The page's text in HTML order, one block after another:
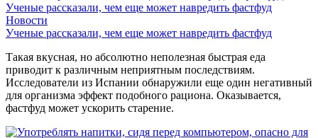
Ученые рассказали, чем еще может навредить фастфуд
Новости
Ученые рассказали, чем еще может навредить фастфуд
Такая вкусная, но абсолютно неполезная быстрая еда
приводит к различным неприятным последствиям.
Исследователи из Испании обнаружили еще один негативный
для организма эффект подобного рациона. Оказывается,
фастфуд может ускорить старение.